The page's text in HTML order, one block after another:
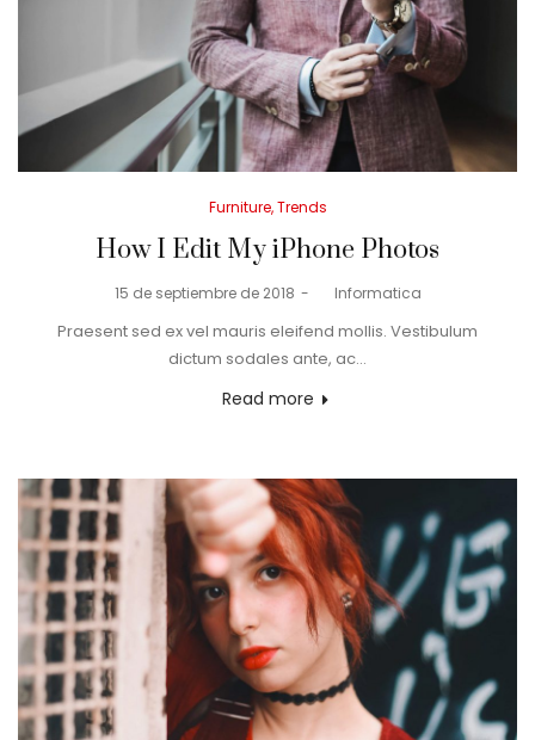
Posted
Furniture Trends
How I Edit My iPhone Photos
Posted
15 de septiembre de 2018 Informatica
Praesent sed ex vel mauris eleifend mollis. Vestibulum
dictum sodales ante, ac…
Read more